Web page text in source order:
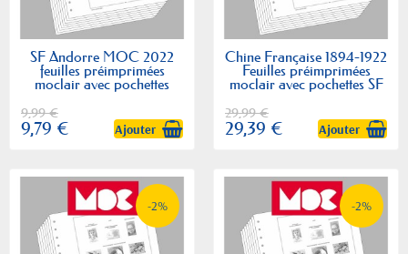
SF Andorre MOC 2022
feuilles préimprimées
moclair avec pochettes
9,99 €
9,79 € Ajouter
Chine Française 1894-1922
Feuilles préimprimées
moclair avec pochettes SF
29,99 €
29,39 € Ajouter
-2% -2%